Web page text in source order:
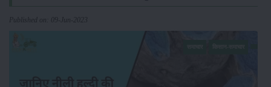
Published on: 09-Jun-2023